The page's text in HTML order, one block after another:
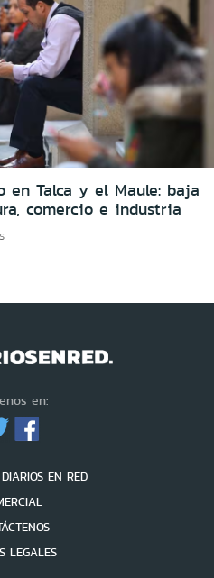
en Talca y el Maule: baja
comercio e industria
en:
EN RED
LEGALES